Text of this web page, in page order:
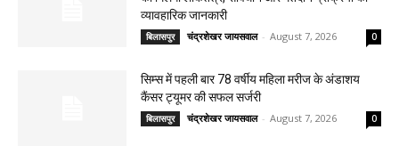
व्यावहारिक जानकारी
बिलासपुर चंद्रशेखर जायसवाल - August 7, 2026 0
सिम्स में पहली बार 78 वर्षीय महिला मरीज के अंडाशय
कैंसर ट्यूमर की सफल सर्जरी
बिलासपुर चंद्रशेखर जायसवाल - August 7, 2026 0